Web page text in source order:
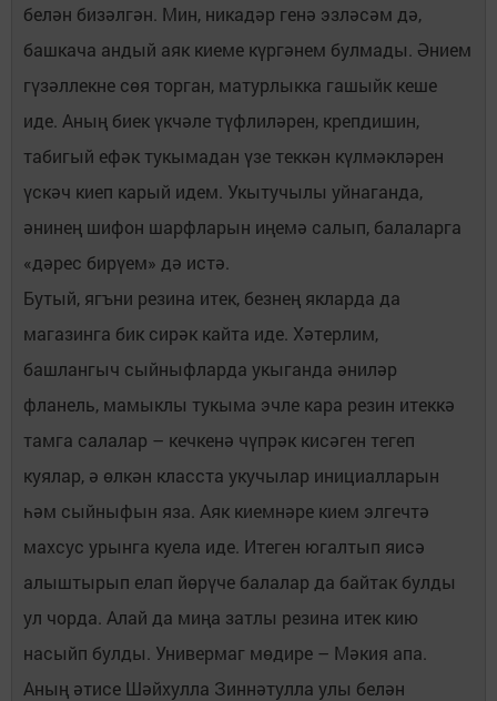
белән бизәлгән. Мин, никадәр генә эзләсәм дә,
башкача андый аяк киеме күргәнем булмады. Әнием
гүзәллекне сөя торган, матурлыкка гашыйк кеше
иде. Аның биек үкчәле түфлиләрен, крепдишин,
табигый ефәк тукымадан үзе теккән күлмәкләрен
үскәч киеп карый идем. Укытучылы уйнаганда,
әнинең шифон шарфларын иңемә салып, балаларга
«дәрес бирүем» дә истә.
Бутый, ягъни резина итек, безнең якларда да
магазинга бик сирәк кайта иде. Хәтерлим,
башлангыч сыйныфларда укыганда әниләр
фланель, мамыклы тукыма эчле кара резин итеккә
тамга салалар – кечкенә чүпрәк кисәген тегеп
куялар, ә өлкән класста укучылар инициалларын
һәм сыйныфын яза. Аяк киемнәре кием элгечтә
махсус урынга куела иде. Итеген югалтып яисә
алыштырып елап йөрүче балалар да байтак булды
ул чорда. Алай да миңа затлы резина итек кию
насыйп булды. Универмаг мөдире – Мәкия апа.
Аның әтисе Шәйхулла Зиннәтулла улы белән